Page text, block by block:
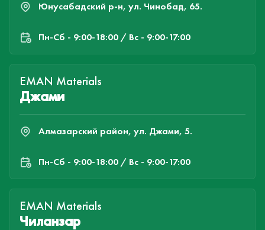
Юнусабадский р-н, ул. Чинобад, 65.
Пн-Cб - 9:00-18:00 / Вс - 9:00-17:00
EMAN Materials
Джами
Алмазарский район, ул. Джами, 5.
Пн-Cб - 9:00-18:00 / Вс - 9:00-17:00
EMAN Materials
Чиланзар